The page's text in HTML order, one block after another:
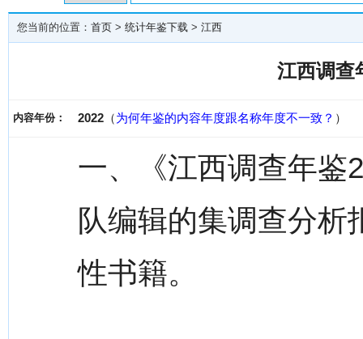
您当前的位置： 首页 > 统计年鉴下载 > 江西
江西调查
内容年份： 2022 （为何年鉴的内容年度跟名称年度不一致？ ）
一、《江西调查年鉴
队编辑的集调查分析
性书籍。